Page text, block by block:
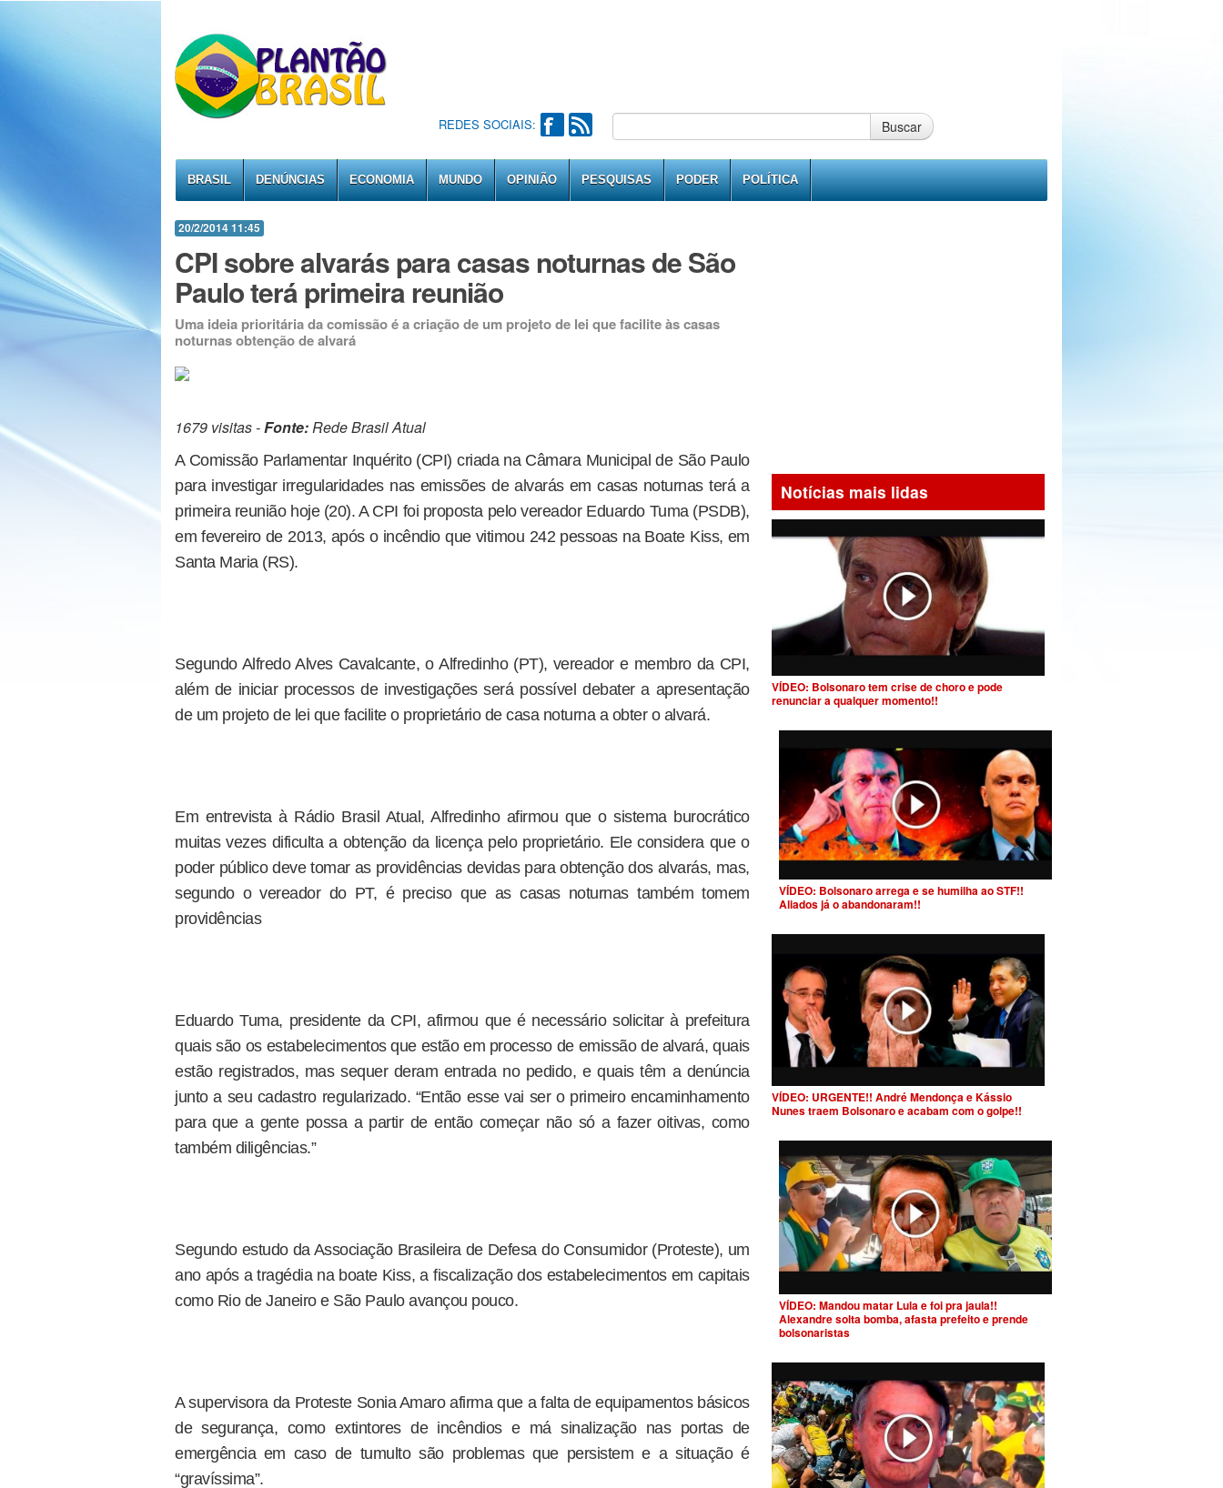
REDES SOCIAIS: Buscar
BRASIL DENÚNCIAS ECONOMIA MUNDO OPINIÃO PESQUISAS PODER POLÍTICA
20/2/2014 11:45
CPI sobre alvarás para casas noturnas de São
Paulo terá primeira reunião
Uma ideia prioritária da comissão é a criação de um projeto de lei que facilite às casas
noturnas obtenção de alvará
1679 visitas -Fonte:Rede Brasil Atual
A Comissão Parlamentar Inquérito (CPI) criada na Câmara Municipal de São Paulo
para investigar irregularidades nas emissões de alvarás em casas noturnas terá a
primeira reunião hoje (20). A CPI foi proposta pelo vereador Eduardo Tuma (PSDB),
em fevereiro de 2013, após o incêndio que vitimou 242 pessoas na Boate Kiss, em
Santa Maria (RS).
Segundo Alfredo Alves Cavalcante, o Alfredinho (PT), vereador e membro da CPI,
além de iniciar processos de investigações será possível debater a apresentação
de um projeto de lei que facilite o proprietário de casa noturna a obter o alvará.
Em entrevista à Rádio Brasil Atual, Alfredinho afirmou que o sistema burocrático
muitas vezes dificulta a obtenção da licença pelo proprietário. Ele considera que o
poder público deve tomar as providências devidas para obtenção dos alvarás, mas,
segundo o vereador do PT, é preciso que as casas noturnas também tomem
providências
Eduardo Tuma, presidente da CPI, afirmou que é necessário solicitar à prefeitura
quais são os estabelecimentos que estão em processo de emissão de alvará, quais
estão registrados, mas sequer deram entrada no pedido, e quais têm a denúncia
junto a seu cadastro regularizado. “Então esse vai ser o primeiro encaminhamento
para que a gente possa a partir de então começar não só a fazer oitivas, como
também diligências.”
Segundo estudo da Associação Brasileira de Defesa do Consumidor (Proteste), um
ano após a tragédia na boate Kiss, a fiscalização dos estabelecimentos em capitais
como Rio de Janeiro e São Paulo avançou pouco.
A supervisora da Proteste Sonia Amaro afirma que a falta de equipamentos básicos
de segurança, como extintores de incêndios e má sinalização nas portas de
emergência em caso de tumulto são problemas que persistem e a situação é
“gravíssima”.
Notícias mais lidas
VÍDEO: Bolsonaro tem crise de choro e pode
renunciar a qualquer momento!!
VÍDEO: Bolsonaro arrega e se humilha ao STF!!
Aliados já o abandonaram!!
VÍDEO: URGENTE!! André Mendonça e Kássio
Nunes traem Bolsonaro e acabam com o golpe!!
VÍDEO: Mandou matar Lula e foi pra jaula!!
Alexandre solta bomba, afasta prefeito e prende
bolsonaristas